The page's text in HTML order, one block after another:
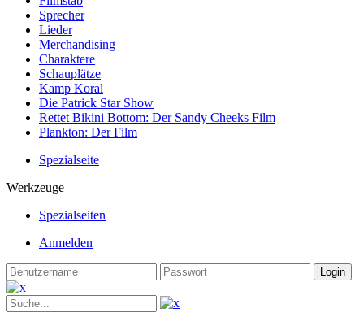
Sprecher
Lieder
Merchandising
Charaktere
Schauplätze
Kamp Koral
Die Patrick Star Show
Rettet Bikini Bottom: Der Sandy Cheeks Film
Plankton: Der Film
Spezialseite
Werkzeuge
Spezialseiten
Anmelden